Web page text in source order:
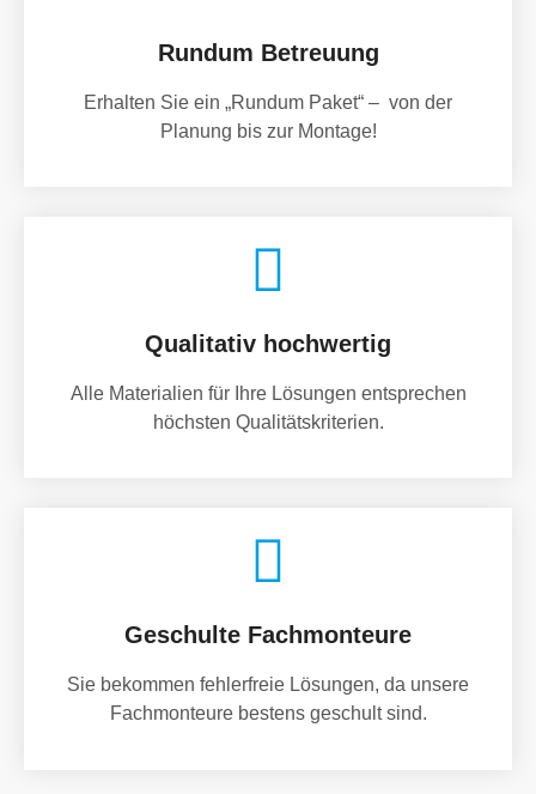
Rundum Betreuung
Erhalten Sie ein „Rundum Paket“ – von der
Planung bis zur Montage!
Qualitativ hochwertig
Alle Materialien für Ihre Lösungen entsprechen
höchsten Qualitätskriterien.
Geschulte Fachmonteure
Sie bekommen fehlerfreie Lösungen, da unsere
Fachmonteure bestens geschult sind.